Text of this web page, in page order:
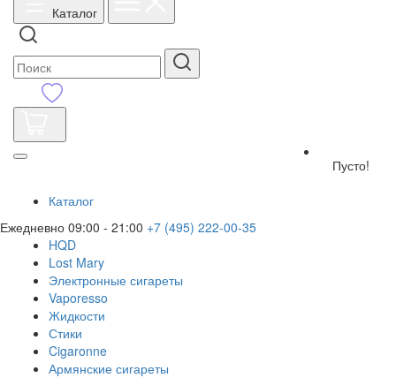
Каталог
Пусто!
Каталог
Ежедневно 09:00 - 21:00 +7 (495) 222-00-35
HQD
Lost Mary
Электронные сигареты
Vaporesso
Жидкости
Стики
Cigaronne
Армянские сигареты